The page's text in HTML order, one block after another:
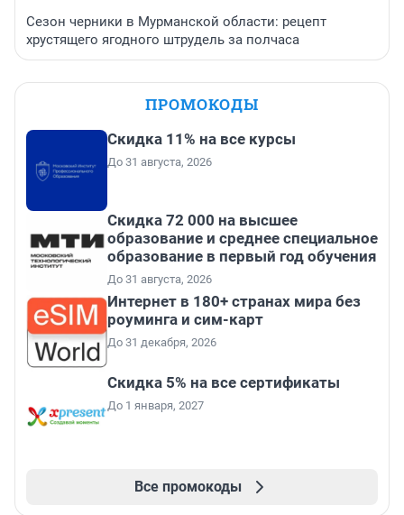
Сезон черники в Мурманской области: рецепт
хрустящего ягодного штрудель за полчаса
ПРОМОКОДЫ
Скидка 11% на все курсы
До 31 августа, 2026
Скидка 72 000 на высшее
образование и среднее специальное
образование в первый год обучения
До 31 августа, 2026
Интернет в 180+ странах мира без
роуминга и сим-карт
До 31 декабря, 2026
Скидка 5% на все сертификаты
До 1 января, 2027
Все промокоды